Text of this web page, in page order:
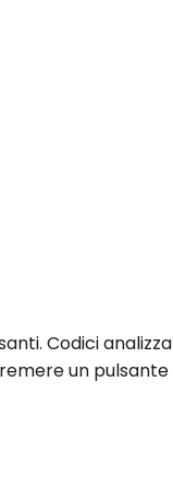
Codici
un